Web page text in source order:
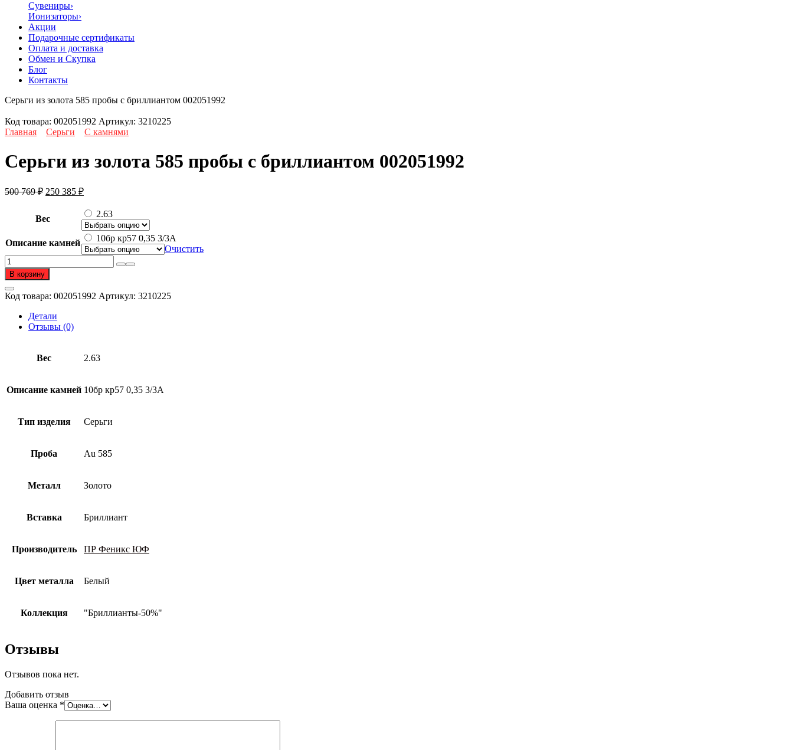
Сувениры›
Ионизаторы›
Акции
Подарочные сертификаты
Оплата и доставка
Обмен и Скупка
Блог
Контакты
Серьги из золота 585 пробы с бриллиантом 002051992
Код товара: 002051992 Артикул: 3210225
Главная
Серьги С камнями
Серьги из золота 585 пробы с бриллиантом 002051992
500 769₽ Первоначальная
составляла
500
250 385 ₽Текущая
250
385 ₽.
Вес 2.63
Описание камней
10бр кр57 0,35 3/3А
Очистить
Количество
товара
Серьги
из
золота
пробы
В корзину
Код товара: 002051992 Артикул: 3210225
Детали
Отзывы (0)
Вес 2.63
Описание камней 10бр кр57 0,35 3/3А
Тип изделия Серьги
Проба Au 585
Металл Золото
Вставка Бриллиант
Производитель ПР Феникс ЮФ
Цвет металла Белый
Коллекция "Бриллианты-50%"
Отзывы
Отзывов пока нет.
Добавить отзыв
Ваша оценка *